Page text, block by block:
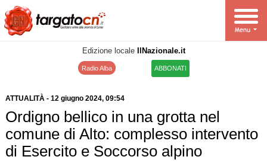
Edizione locale IlNazionale.it
Radio Alba ABBONATI
ATTUALITÀ- 12 giugno 2024, 09:54
Ordigno bellico in una grotta nel
comune di Alto: complesso intervento
di Esercito e Soccorso alpino